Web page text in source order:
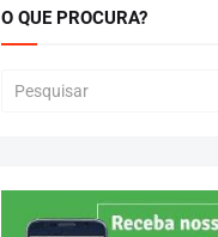
O QUE PROCURA?